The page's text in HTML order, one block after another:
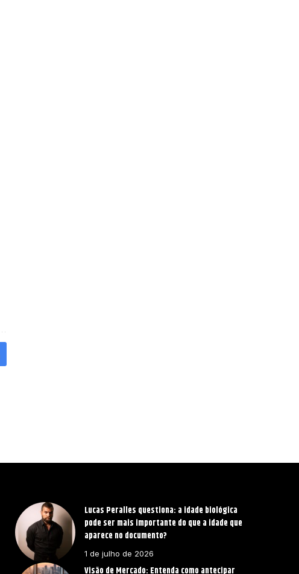
Lucas Peralles questiona: a idade biológica
pode ser mais importante do que a idade que
aparece no documento?
1 de julho de 2026
Visão de Mercado: Entenda como antecipar